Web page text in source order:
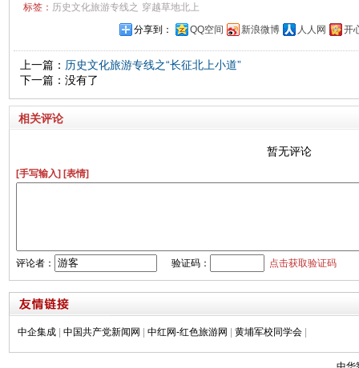
标签： 历史文化旅游专线之 穿越草地北上
分享到：
QQ空间 新浪微博 人人网 开
上一篇： 历史文化旅游专线之“长征北上小道”
下一篇：没有了
相关评论
暂无评论
[手写输入] [表情]
评论者： 验证码： 点击获取验证码
中企集成 | 中国共产党新闻网 | 中红网-红色旅游网 | 黄埔军校同学会 |